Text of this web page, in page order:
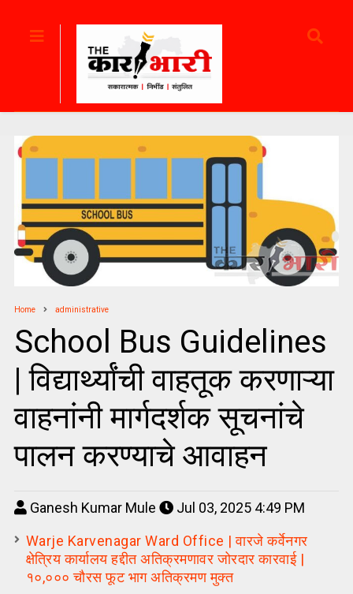
Home administrative
School Bus Guidelines
| विद्यार्थ्यांची वाहतूक करणाऱ्या
वाहनांनी मार्गदर्शक सूचनांचे
पालन करण्याचे आवाहन
Ganesh Kumar Mule
Jul 03, 2025 4:49 PM
Warje Karvenagar Ward Office | वारजे कर्वेनगर
क्षेत्रिय कार्यालय हद्दीत अतिक्रमणावर जोरदार कारवाई |
१०,००० चौरस फूट भाग अतिक्रमण मुक्त